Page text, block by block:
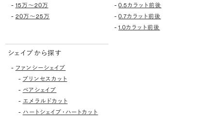
- 15万〜20万
- 20万〜25万
-0.5カラット前後
-0.7カラット前後
-1.0カラット前後
シェイプから探す
- ファンシーシェイプ
- プリンセスカット
- ペアシェイプ
- エメラルドカット
- ハートシェイプ・ハートカット